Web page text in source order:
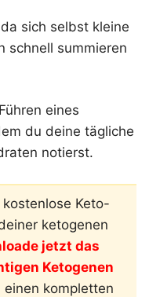
sich selbst kleine
schnell summieren
eines
du deine tägliche
notierst.
Keto-
ketogenen
jetzt das
Ketogenen
einen kompletten